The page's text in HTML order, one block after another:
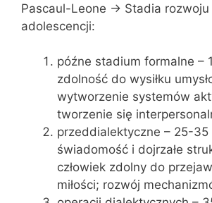
Pascaul-Leone -> Stadia rozwoju
adolescencji:
późne stadium formalne –
zdolność do wysiłku
wytworzenie systemów
tworzenie się
przeddialektyczne – 25-35
świadomość i dojrzałe
człowiek zdolny do
miłości; rozwój